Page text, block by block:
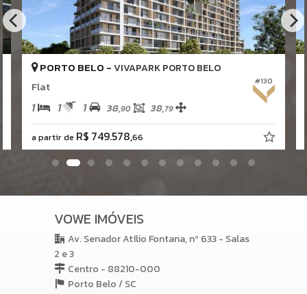
Circuito elétrico exclusivo para fogão de indução;
FLAT SERVICE:
Manobrista com sala VIP de espera
Segurança eletrônica
Controle de acesso com reconhecimento facial
A ÁREA DE LAZER:
5° ANDAR:
Espaço Pet;
Sport Bar;
10° ANDAR
Cine Lounge Outdoor, com aproximandamente 190m'.
17° Andar
Prainha com ofurôs e bangalôs;
02 Espaços gourmet com churrasqueira;
Academia;
#130
PORTO BELO -VIVAPARK PORTO BELO
Flat
1 1 1 38,90 38,79
a partir de R$ 749.578,66
VOWE IMÓVEIS
Av. Senador Atílio Fontana, nº 633 - Salas
2 e 3
Centro - 88210-000
Porto Belo /SC